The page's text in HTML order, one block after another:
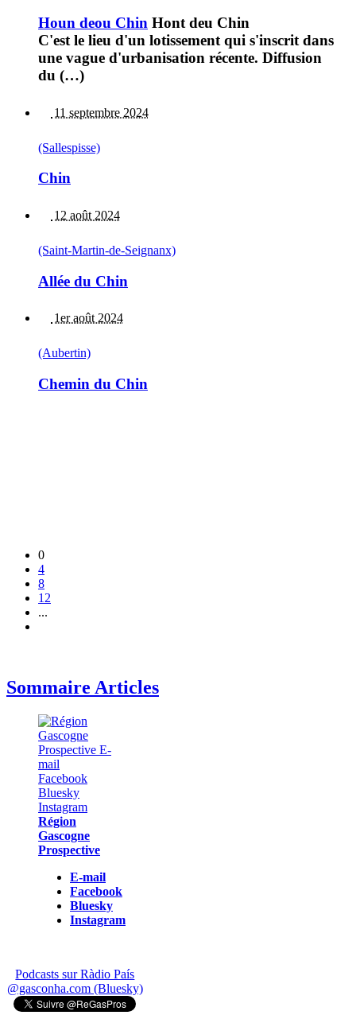
Houn deou Chin Hont deu Chin
C'est le lieu d'un lotissement qui s'inscrit dans
une vague d'urbanisation récente. Diffusion
du (…)
11 septembre 2024
(Sallespisse)
Chin
12 août 2024
(Saint-Martin-de-Seignanx)
Allée du Chin
1er août 2024
(Aubertin)
Chemin du Chin
0
4
8
12
...
Sommaire Articles
Région
Gascogne
Prospective
E-mail
Facebook
Bluesky
Instagram
Podcasts sur Ràdio País
@gasconha.com (Bluesky)